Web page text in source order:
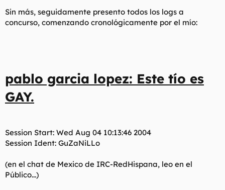
ganador
rango de libre elección que desee, y le podríamos
hacer moderador del Subforo Gastronómico. Que aquí somos
cutres, pero cutres cutres.
Sin más, seguidamente presento todos los logs a
concurso, comenzando cronológicamente por el mío:
pablo garcia lopez: Este tío es
GAY.
Session Start: Wed Aug 04 10:13:46 2004
Session Ident: GuZaNiLLo
(en el chat de Mexico de IRC-RedHispana, leo en el
Público...)